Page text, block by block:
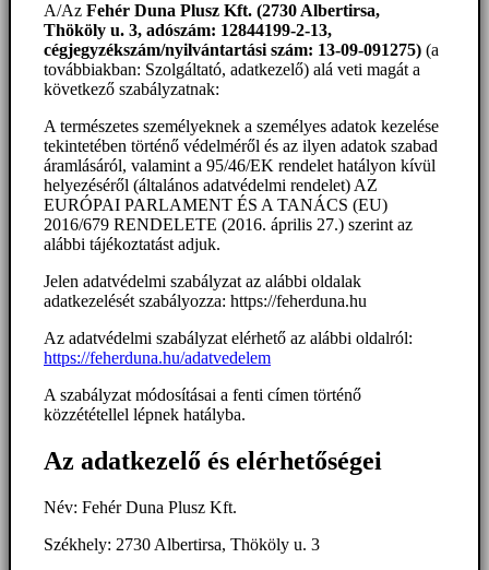
A/Az Fehér Duna Plusz Kft. (2730 Albertirsa,
Thököly u. 3, adószám: 12844199-2-13,
cégjegyzékszám/nyilvántartási szám: 13-09-091275) (a
továbbiakban: Szolgáltató, adatkezelő) alá veti magát a
következő szabályzatnak:
A természetes személyeknek a személyes adatok kezelése
tekintetében történő védelméről és az ilyen adatok szabad
áramlásáról, valamint a 95/46/EK rendelet hatályon kívül
helyezéséről (általános adatvédelmi rendelet) AZ
EURÓPAI PARLAMENT ÉS A TANÁCS (EU)
2016/679 RENDELETE (2016. április 27.) szerint az
alábbi tájékoztatást adjuk.
Jelen adatvédelmi szabályzat az alábbi oldalak
adatkezelését szabályozza: https://feherduna.hu
Az adatvédelmi szabályzat elérhető az alábbi oldalról:
https://feherduna.hu/adatvedelem
A szabályzat módosításai a fenti címen történő
közzététellel lépnek hatályba.
Az adatkezelő és elérhetőségei
Név: Fehér Duna Plusz Kft.
Székhely: 2730 Albertirsa, Thököly u. 3